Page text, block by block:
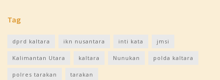
Tag
dprd kaltara ikn nusantara inti kata jmsi
Kalimantan Utara kaltara Nunukan polda kaltara
polres tarakan tarakan